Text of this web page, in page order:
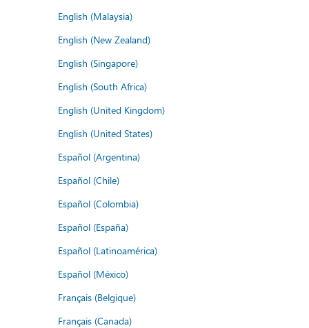
English (Malaysia)
English (New Zealand)
English (Singapore)
English (South Africa)
English (United Kingdom)
English (United States)
Español (Argentina)
Español (Chile)
Español (Colombia)
Español (España)
Español (Latinoamérica)
Español (México)
Français (Belgique)
Français (Canada)